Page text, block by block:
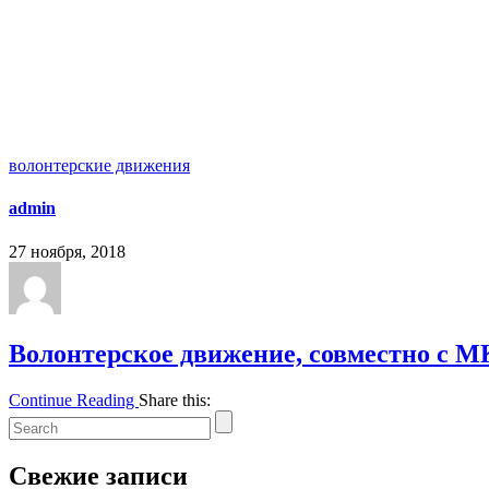
волонтерские движения
admin
27 ноября, 2018
Волонтерское движение, совместно с
Continue Reading Share this:
Свежие записи